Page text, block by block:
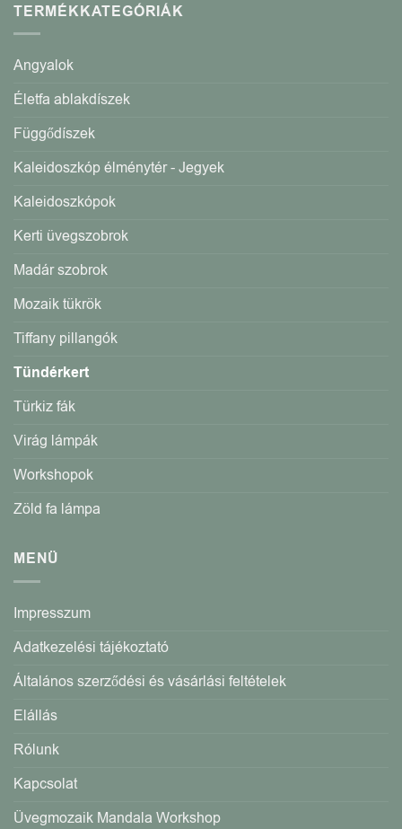
TERMÉKKATEGÓRIÁK
Angyalok
Életfa ablakdíszek
Függődíszek
Kaleidoszkóp élménytér - Jegyek
Kaleidoszkópok
Kerti üvegszobrok
Madár szobrok
Mozaik tükrök
Tiffany pillangók
Tündérkert
Türkiz fák
Virág lámpák
Workshopok
Zöld fa lámpa
MENÜ
Impresszum
Adatkezelési tájékoztató
Általános szerződési és vásárlási feltételek
Elállás
Rólunk
Kapcsolat
Üvegmozaik Mandala Workshop